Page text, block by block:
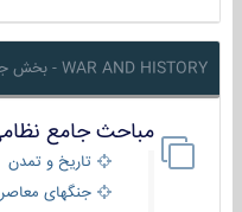
WAR AND HISTORY - بخش جنگ و تاریخ
مباحث جامع نظامی
تاریخ و تمدن
جنگهای معاصر